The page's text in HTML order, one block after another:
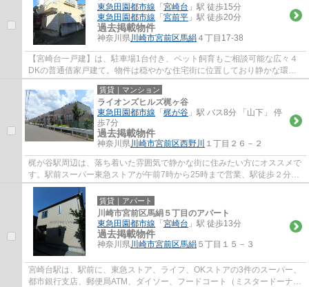
東急田園都市線 「 宮崎台 」駅 徒歩15分
東急田園都市線 「 宮前平 」駅 徒歩20分
過去掲載物件
神奈川県川崎市宮前区馬絹 ４丁目17-38
【宮崎台一戸建】は、駐車場1台付き、ペット飼育もご相談可能な広々４
DKの普通借家戸建て。物件は穏やかな住宅街に位置しており静かな環境
です。エアコン4基、浴室乾燥機、モニタ付き...
賃貸｜マンション
ライオンズヒルズ梶ヶ谷
東急田園都市線 「 梶が谷 」駅 バス8分 「山下」 停
歩7分
過去掲載物件
神奈川県川崎市宮前区西野川 １丁目２６－２
梶が谷駅周辺は、落ち着いた雰囲気で静かな街に住みたい方にオススメで
す。駅前スーパー東急ストアが午前7時から25時まで営業、駅徒歩２分の
高津郵便局は、高津区の本局で不在時の荷物...
賃貸｜アパート
川崎市宮前区馬絹５丁目のアパート
東急田園都市線 「 宮崎台 」駅 徒歩13分
過去掲載物件
神奈川県川崎市宮前区馬絹 ５丁目１５－３
宮崎台駅は、駅前に、東急ストア、ライフ、OKストアの3件のスーパー、
都市銀行支店、郵便局ATM、ダイソー、フードコート（ミスタードーナ